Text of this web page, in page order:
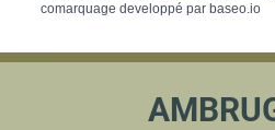
comarquage developpé par baseo.io